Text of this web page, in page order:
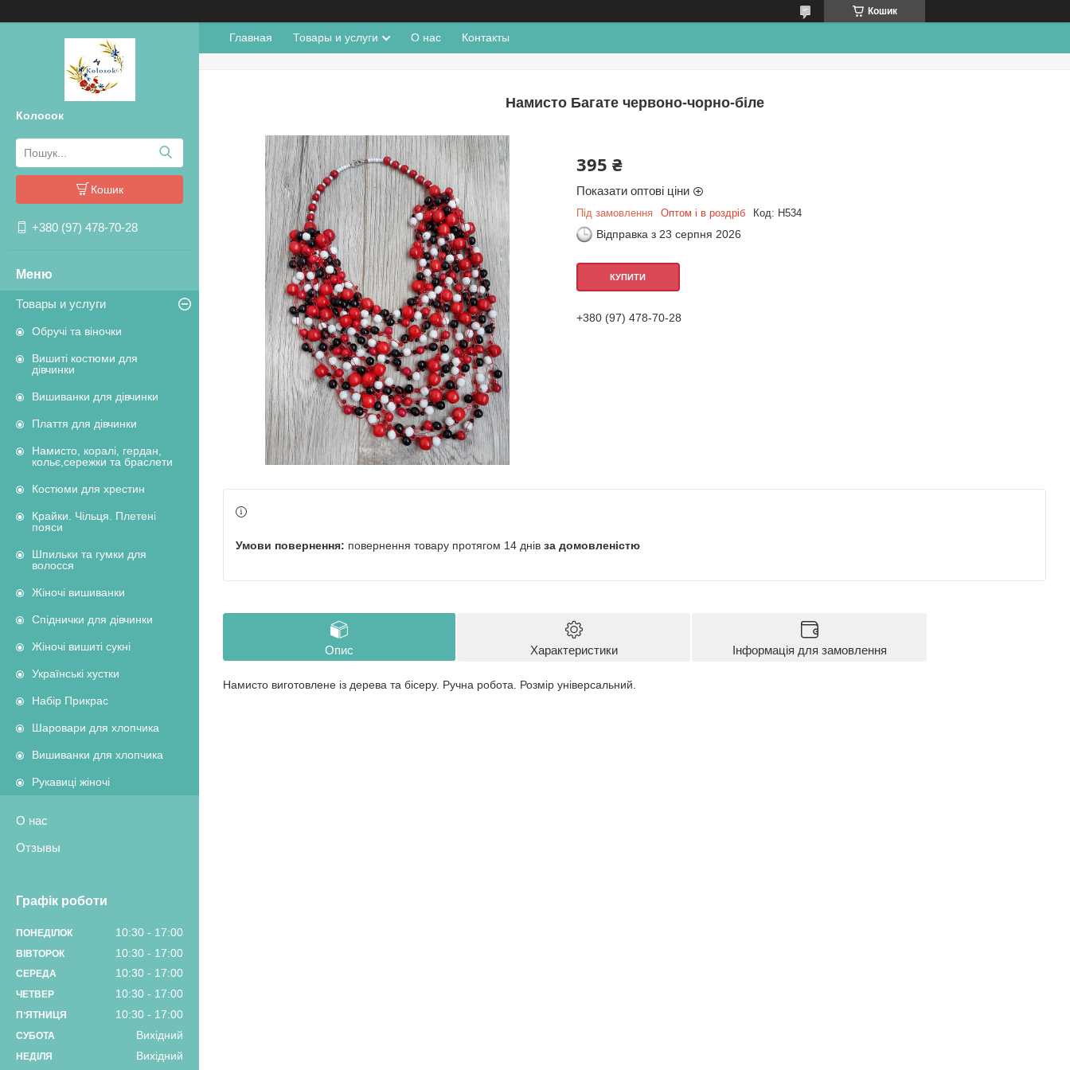
Кошик
Колосок
Кошик
+380 (97) 478-70-28
Товары и услуги
Обручі та віночки
Вишиті костюми для
дівчинки
Вишиванки для дівчинки
Плаття для дівчинки
Намисто, коралі, гердан,
кольє,сережки та браслети
Костюми для хрестин
Крайки. Чільця. Плетені
пояси
Шпильки та гумки для
волосся
Жіночі вишиванки
Спіднички для дівчинки
Жіночі вишиті сукні
Українські хустки
Набір Прикрас
Шаровари для хлопчика
Вишиванки для хлопчика
Рукавиці жіночі
О нас
Отзывы
Графік роботи
ПОНЕДІЛОК 10:30 17:00
ВІВТОРОК 10:30 17:00
СЕРЕДА 10:30 17:00
ЧЕТВЕР 10:30 17:00
ПʼЯТНИЦЯ 10:30 17:00
СУБОТА Вихідний
НЕДІЛЯ Вихідний
Главная Товары и услуги О нас Контакты
Намисто Багате червоно-чорно-біле
395 ₴
Показати оптові ціни
Під замовлення Оптом і в роздріб Код: Н534
Відправка з 23 серпня 2026
КУПИТИ
+380 (97) 478-70-28
повернення товару протягом 14 днів за домовленістю
Опис Характеристики Інформація для замовлення
Намисто виготовлене із дерева та бісеру. Ручна робота. Розмір універсальний.